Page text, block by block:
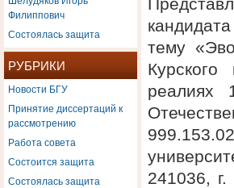
Филиппович
Состоялась защита
РУБРИКИ
Новости БГУ
Принятие диссертаций к
рассмотрению
Работа совета
Состоится защита
Состоялась защита
тему
реалиях
241036,